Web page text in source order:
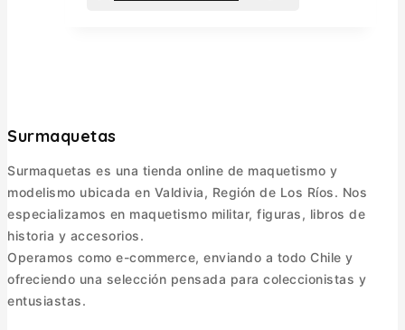
Surmaquetas
Surmaquetas es una tienda online de maquetismo y
modelismo ubicada en Valdivia, Región de Los Ríos. Nos
especializamos en maquetismo militar, figuras, libros de
historia y accesorios.
Operamos como e-commerce, enviando a todo Chile y
ofreciendo una selección pensada para coleccionistas y
entusiastas.